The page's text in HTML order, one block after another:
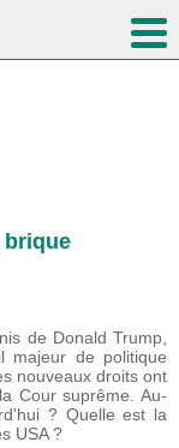
brique
de Donald Trump,
majeur de politique
nouveaux droits ont
Cour suprême. Au-
? Quelle est la
USA ?